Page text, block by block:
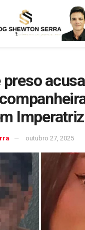
Imperatriz
outubro 27, 2025